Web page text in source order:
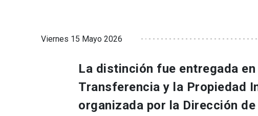
Viernes 15 Mayo 2026
La distinción fue entregada
Transferencia y la Propiedad
organizada por la Dirección